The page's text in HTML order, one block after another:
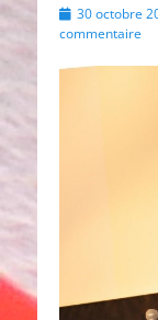
Posted
on
30 octobre
commentaire